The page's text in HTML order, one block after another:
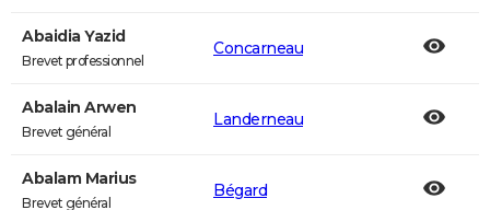
Abaidia Yazid
Brevet professionnel
Concarneau
Abalain Arwen
Brevet général
Landerneau
Abalam Marius
Brevet général
Bégard